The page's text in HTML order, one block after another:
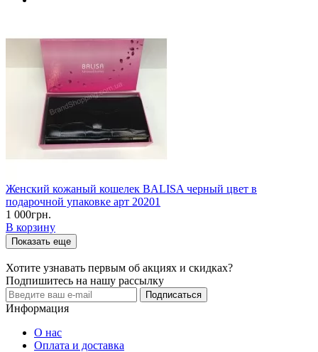
Женский кожаный кошелек BALISA черный цвет в
подарочной упаковке арт 20201
1 000грн.
В корзину
Показать еще
Хотите узнавать первым об акциях и скидках?
Подпишитесь на нашу рассылку
Подписаться
Информация
О нас
Оплата и доставка